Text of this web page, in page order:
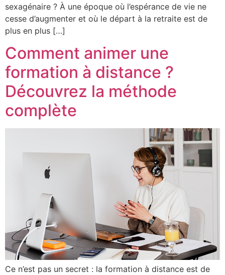
sexagénaire ? À une époque où l’espérance de vie ne
cesse d’augmenter et où le départ à la retraite est de
plus en plus […]
Comment animer une
formation à distance ?
Découvrez la méthode
complète
Ce n’est pas un secret : la formation à distance est de